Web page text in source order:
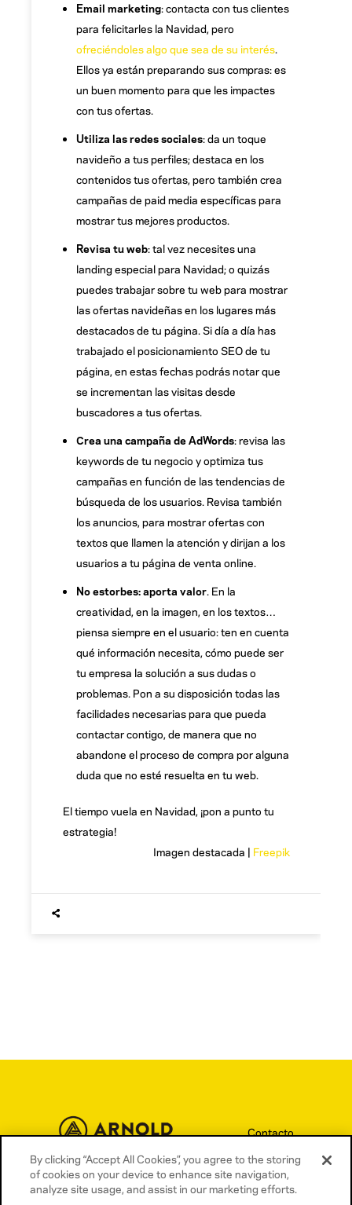
Email marketing: contacta con tus clientes
para felicitarles la Navidad, pero
ofreciéndoles algo que sea de su interés.
Ellos ya están preparando sus compras: es
un buen momento para que les impactes
con tus ofertas.
Utiliza las redes sociales: da un toque
navideño a tus perfiles; destaca en los
contenidos tus ofertas, pero también crea
campañas de paid media específicas para
mostrar tus mejores productos.
Revisa tu web: tal vez necesites una
landing especial para Navidad; o quizás
puedes trabajar sobre tu web para mostrar
las ofertas navideñas en los lugares más
destacados de tu página. Si día a día has
trabajado el posicionamiento SEO de tu
página, en estas fechas podrás notar que
se incrementan las visitas desde
buscadores a tus ofertas.
Crea una campaña de AdWords: revisa las
keywords de tu negocio y optimiza tus
campañas en función de las tendencias de
búsqueda de los usuarios. Revisa también
los anuncios, para mostrar ofertas con
textos que llamen la atención y dirijan a los
usuarios a tu página de venta online.
No estorbes: aporta valor. En la
creatividad, en la imagen, en los textos…
piensa siempre en el usuario: ten en cuenta
qué información necesita, cómo puede ser
tu empresa la solución a sus dudas o
problemas. Pon a su disposición todas las
facilidades necesarias para que pueda
contactar contigo, de manera que no
abandone el proceso de compra por alguna
duda que no esté resuelta en tu web.
El tiempo vuela en Navidad, ¡pon a punto tu
estrategia!
Imagen destacada | Freepik
Contacto
Términos y condiciones
Política de privacidad
By clicking “Accept All Cookies”, you agree to the storing
of cookies on your device to enhance site navigation,
analyze site usage, and assist in our marketing efforts.